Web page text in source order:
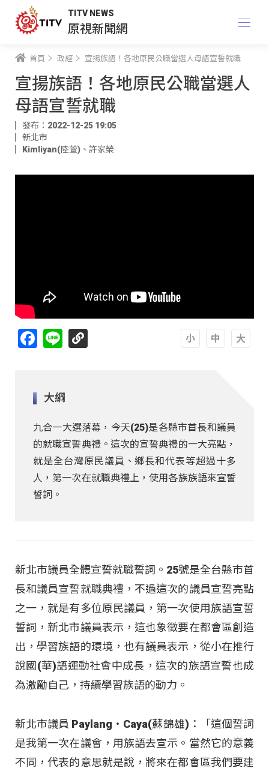
TITV NEWS
原視新聞網
首頁 政經 宣揚族語！各地原民公職當選人母語宣誓就職
宣揚族語！各地原民公職當選人
母語宣誓就職
發布：2022-12-25 19:05
新北市
Kimliyan(陸萱) 、 許家榮
Facebook
Line
大綱
九合一大選落幕，今天(25)是各縣市首長和議員
的就職宣誓典禮。這次的宣誓典禮的一大亮點，
就是全台灣原民議員、鄉長和代表等超過十多
人，第一次在就職典禮上，使用各族族語來宣誓
誓詞。
新北市議員全體宣誓就職誓詞。25號是全台縣市首
長和議員宣誓就職典禮，不過這次的議員宣誓亮點
之一，就是有多位原民議員，第一次使用族語宣誓
誓詞，新北市議員表示，這也象徵要在都會區創造
出，學習族語的環境，也有議員表示，從小在推行
說國(華)語運動社會中成長，這次的族語宣誓也成
為激勵自己，持續學習族語的動力。
新北市議員 Paylang‧Caya(蘇錦雄)：「這個誓詞
是我第一次在議會，用族語去宣示。當然它的意義
不同，代表的意思就是說，將來在都會區我們要建